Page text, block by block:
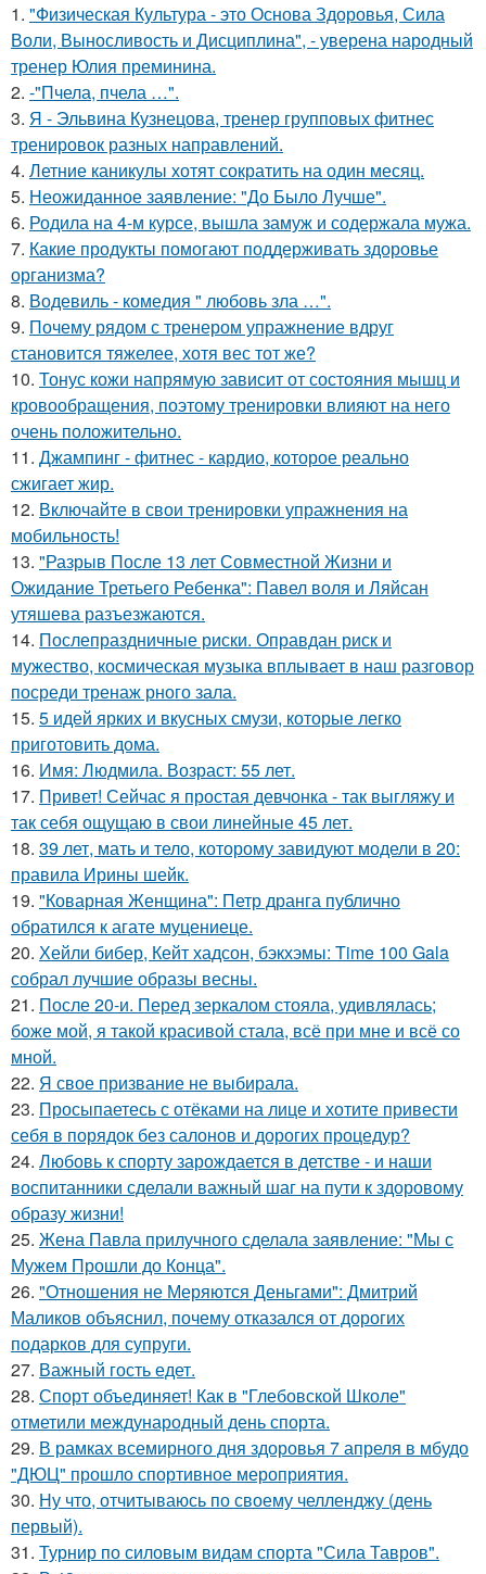
1. "Физическая Культура - это Основа Здоровья, Сила
Воли, Выносливость и Дисциплина", - уверена народный
тренер Юлия преминина.
2. -"Пчела, пчела …".
3. Я - Эльвина Кузнецова, тренер групповых фитнес
тренировок разных направлений.
4. Летние каникулы хотят сократить на один месяц.
5. Неожиданное заявление: "До Было Лучше".
6. Родила на 4-м курсе, вышла замуж и содержала мужа.
7. Какие продукты помогают поддерживать здоровье
организма?
8. Водевиль - комедия " любовь зла …".
9. Почему рядом с тренером упражнение вдруг
становится тяжелее, хотя вес тот же?
10. Тонус кожи напрямую зависит от состояния мышц и
кровообращения, поэтому тренировки влияют на него
очень положительно.
11. Джампинг - фитнес - кардио, которое реально
сжигает жир.
12. Включайте в свои тренировки упражнения на
мобильность!
13. "Разрыв После 13 лет Совместной Жизни и
Ожидание Третьего Ребенка": Павел воля и Ляйсан
утяшева разъезжаются.
14. Послепраздничные риски. Оправдан риск и
мужество, космическая музыка вплывает в наш разговор
посреди тренаж рного зала.
15. 5 идей ярких и вкусных смузи, которые легко
приготовить дома.
16. Имя: Людмила. Возраст: 55 лет.
17. Привет! Сейчас я простая девчонка - так выгляжу и
так себя ощущаю в свои линейные 45 лет.
18. 39 лет, мать и тело, которому завидуют модели в 20:
правила Ирины шейк.
19. "Коварная Женщина": Петр дранга публично
обратился к агате муцениеце.
20. Хейли бибер, Кейт хадсон, бэкхэмы: Time 100 Gala
собрал лучшие образы весны.
21. После 20-и. Перед зеркалом стояла, удивлялась;
боже мой, я такой красивой стала, всё при мне и всё со
мной.
22. Я свое призвание не выбирала.
23. Просыпаетесь с отёками на лице и хотите привести
себя в порядок без салонов и дорогих процедур?
24. Любовь к спорту зарождается в детстве - и наши
воспитанники сделали важный шаг на пути к здоровому
образу жизни!
25. Жена Павла прилучного сделала заявление: "Мы с
Мужем Прошли до Конца".
26. "Отношения не Меряются Деньгами": Дмитрий
Маликов объяснил, почему отказался от дорогих
подарков для супруги.
27. Важный гость едет.
28. Спорт объединяет! Как в "Глебовской Школе"
отметили международный день спорта.
29. В рамках всемирного дня здоровья 7 апреля в мбудо
"ДЮЦ" прошло спортивное мероприятия.
30. Ну что, отчитываюсь по своему челленджу (день
первый).
31. Турнир по силовым видам спорта "Сила Тавров".